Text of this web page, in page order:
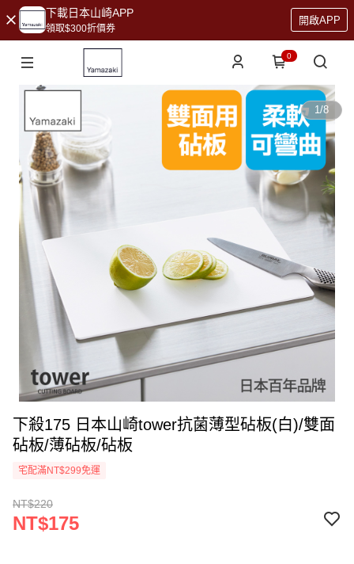
下載日本山崎APP
領取$300折價券
開啟APP
0
1/8
下殺175 日本山崎tower抗菌薄型砧板(白)/雙面
砧板/薄砧板/砧板
宅配滿NT$299免運
NT$220
NT$175